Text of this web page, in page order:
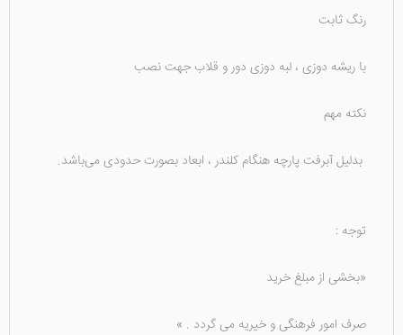
رنگ ثابت
با ریشه دوزی ، لبه دوزی دور و قلاب جهت نصب
نکته مهم
بدلیل آبرفت پارچه هنگام کلندر ، ابعاد بصورت حدودی می‌باشد.
توجه :
«بخشی از مبلغ خرید
صرف امور فرهنگی و خیریه می گردد . »